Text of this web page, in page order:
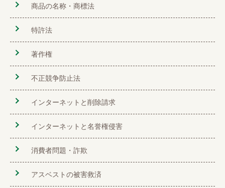
商品の名称・商標法
特許法
著作権
不正競争防止法
インターネットと削除請求
インターネットと名誉権侵害
消費者問題・詐欺
アスベストの被害救済